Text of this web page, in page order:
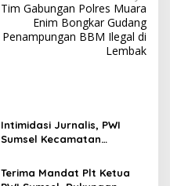
Tim Gabungan Polres Muara
Enim Bongkar Gudang
Penampungan BBM Ilegal di
Lembak
Intimidasi Jurnalis, PWI
Sumsel Kecamatan
Selatan
Terima Mandat Plt Ketua